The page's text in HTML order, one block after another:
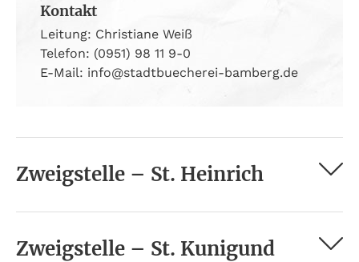
Kontakt
Leitung: Christiane Weiß
Telefon: (0951) 98 11 9-0
E-Mail: info@stadtbuecherei-bamberg.de
Zweigstelle – St. Heinrich
Zweigstelle – St. Kunigund